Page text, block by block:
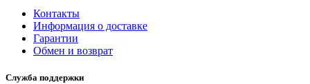
Контакты
Информация о доставке
Гарантии
Обмен и возврат
Служба поддержки